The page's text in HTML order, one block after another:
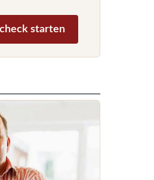
starten